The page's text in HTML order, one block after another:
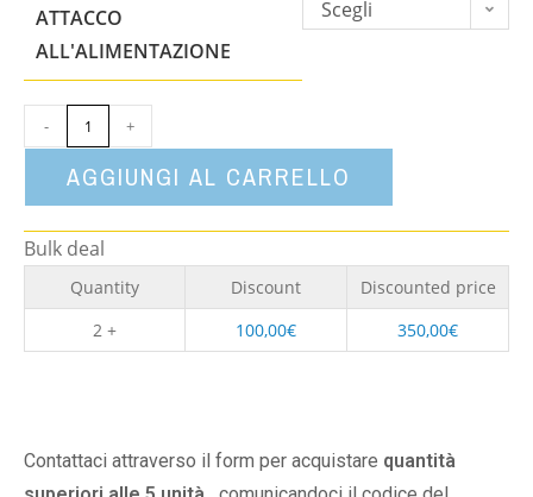
ATTACCO
ALL'ALIMENTAZIONE
Scegli
- +
AGGIUNGI AL CARRELLO
Bulk deal
Quantity Discount
Discounted price
2 +
100,00€ 350,00€
Contattaci attraverso il form per acquistare quantità